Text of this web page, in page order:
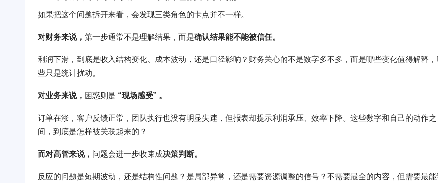
如果把这个问题拆开来看，会发现三类角色的卡点并不一样。
对财务来说， 第一步通常不是理解结果，而是确认结果能不能被信任。
利润下滑，到底是收入结构变化、成本波动，还是口径影响？财务关心的不是数字多不多，而是哪些变化值得解释，
些只是统计扰动。
对业务来说， 困惑则是 “现场感受” 。
订单在涨，客户反馈正常，团队执行也没有明显失速，但报表却提示利润承压、效率下降。这些数字和自己的动作之
间，到底是怎样被关联起来的？
而对高管来说， 问题会进一步收束成决策判断。
反应的问题是短期波动，还是结构性问题？是局部异常，还是需要资源调整的信号？不需要最全的内容，但需要最能